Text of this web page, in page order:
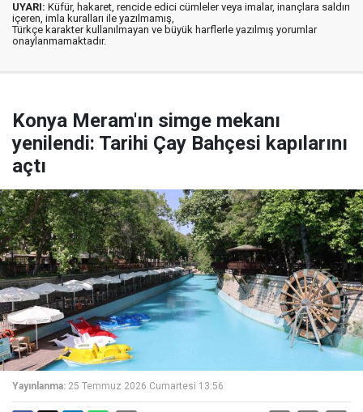
UYARI: Küfür, hakaret, rencide edici cümleler veya imalar, inançlara saldırı
içeren, imla kuralları ile yazılmamış,
Türkçe karakter kullanılmayan ve büyük harflerle yazılmış yorumlar
onaylanmamaktadır.
Konya Meram'ın simge mekanı
yenilendi: Tarihi Çay Bahçesi kapılarını
açtı
Yayınlanma: 25 Temmuz 2026 Cumartesi 13:56